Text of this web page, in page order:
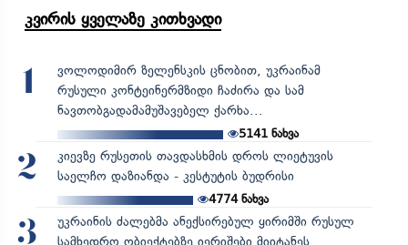
კვირის ყველაზე კითხვადი
1
ვოლოდიმირ ზელენსკის ცნობით, უკრაინამ
რუსული კონტეინერმზიდი ჩაძირა და სამ
ნავთობგადამამუშავებელ ქარხა...
5141 ნახვა
2
კიევზე რუსეთის თავდასხმის დროს ლიეტუვის
საელჩო დაზიანდა - კესტუტის ბუდრისი
4774ნახვა
3
უკრაინის ძალებმა ანექსირებულ ყირიმში რუსულ
სამხედრო ობიექტებზე იერიშები მიიტანეს...